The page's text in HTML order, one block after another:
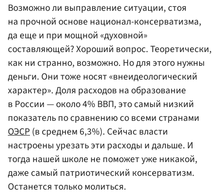
Возможно ли выправление ситуации, стоя
на прочной основе национал-консерватизма,
да еще и при мощной «духовной»
составляющей? Хороший вопрос. Теоретически,
как ни странно, возможно. Но для этого нужны
деньги. Они тоже носят «внеидеологический
характер». Доля расходов на образование
в России — около 4% ВВП, это самый низкий
показатель по сравнению со всеми странами
ОЭСР(в среднем 6,3%). Сейчас власти
настроены урезать эти расходы и дальше. И
тогда нашей школе не поможет уже никакой,
даже самый патриотический консерватизм.
Останется только молиться.